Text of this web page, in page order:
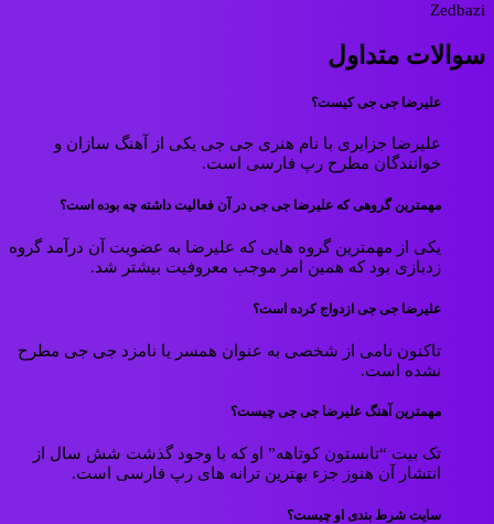
Zedbazi
سوالات متداول
علیرضا جی جی کیست؟
علیرضا جزایری با نام هنری جی جی یکی از آهنگ سازان و
خوانندگان مطرح رپ فارسی است.
مهمترین گروهی که علیرضا جی جی در آن فعالیت داشته چه بوده است؟
یکی از مهمترین گروه هایی که علیرضا به عضویت آن درآمد گروه
زدبازی بود که همین امر موجب معروفیت بیشتر شد.
علیرضا جی جی ازدواج کرده است؟
تاکنون نامی از شخصی به عنوان همسر یا نامزد جی جی مطرح
نشده است.
مهمترین آهنگ علیرضا جی جی چیست؟
تک بیت “تابستون کوتاهه” او که با وجود گذشت شش سال از
انتشار آن هنوز جزء بهترین ترانه های رپ فارسی است.
سایت شرط بندی او چیست؟